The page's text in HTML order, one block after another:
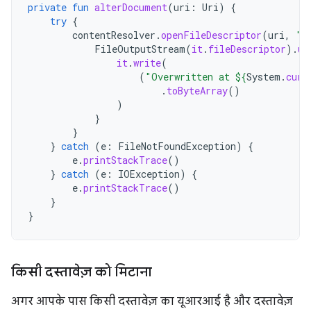
private fun alterDocument(uri : Uri)
{
try {
contentResolver .openFileDescriptor(uri,
FileOutputStream(it. fileDescriptor).
it.write(
( "Overwritten at ${System .
. toByteArray()
)
}
}
} catch (e : FileNotFoundException)
{
e.printStackTrace()
} catch (e : IOException)
{
e.printStackTrace()
}
}
किसी दस्तावेज़ को मिटाना
अगर आपके पास किसी दस्तावेज़ का यूआरआई है और दस्तावेज़